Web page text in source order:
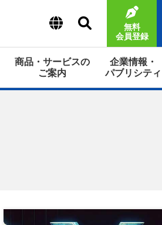
無料
会員登録
商品・サービスの
ご案内
企業情報・
パブリシティ